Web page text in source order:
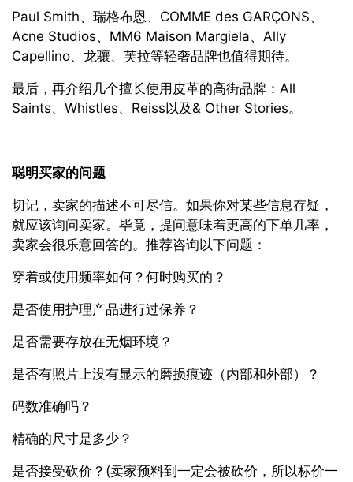
Paul Smith、瑞格布恩、COMME des GARÇONS、
Acne Studios、MM6 Maison Margiela、Ally
Capellino、龙骧、芙拉等轻奢品牌也值得期待。
最后，再介绍几个擅长使用皮革的高街品牌：All
Saints、Whistles、Reiss以及& Other Stories。
聪明买家的问题
切记，卖家的描述不可尽信。如果你对某些信息存疑，
就应该询问卖家。毕竟，提问意味着更高的下单几率，
卖家会很乐意回答的。推荐咨询以下问题：
穿着或使用频率如何？何时购买的？
是否使用护理产品进行过保养？
是否需要存放在无烟环境？
是否有照片上没有显示的磨损痕迹（内部和外部）？
码数准确吗？
精确的尺寸是多少？
是否接受砍价？(卖家预料到一定会被砍价，所以标价一